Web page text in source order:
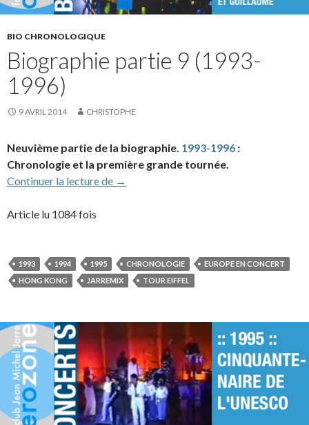
BIO CHRONOLOGIQUE
Biographie partie 9 (1993-
1996)
9 AVRIL 2014 CHRISTOPHE
Neuvième partie de la biographie. 1993-1996 :
Chronologie et la première grande tournée.
Continuer la lecture de Biographie partie 9 (1993-1996)
→
Article lu 1084 fois
1993 1994 1995 CHRONOLOGIE
EUROPE EN CONCERT
HONG KONG
JARREMIX TOUR EIFFEL